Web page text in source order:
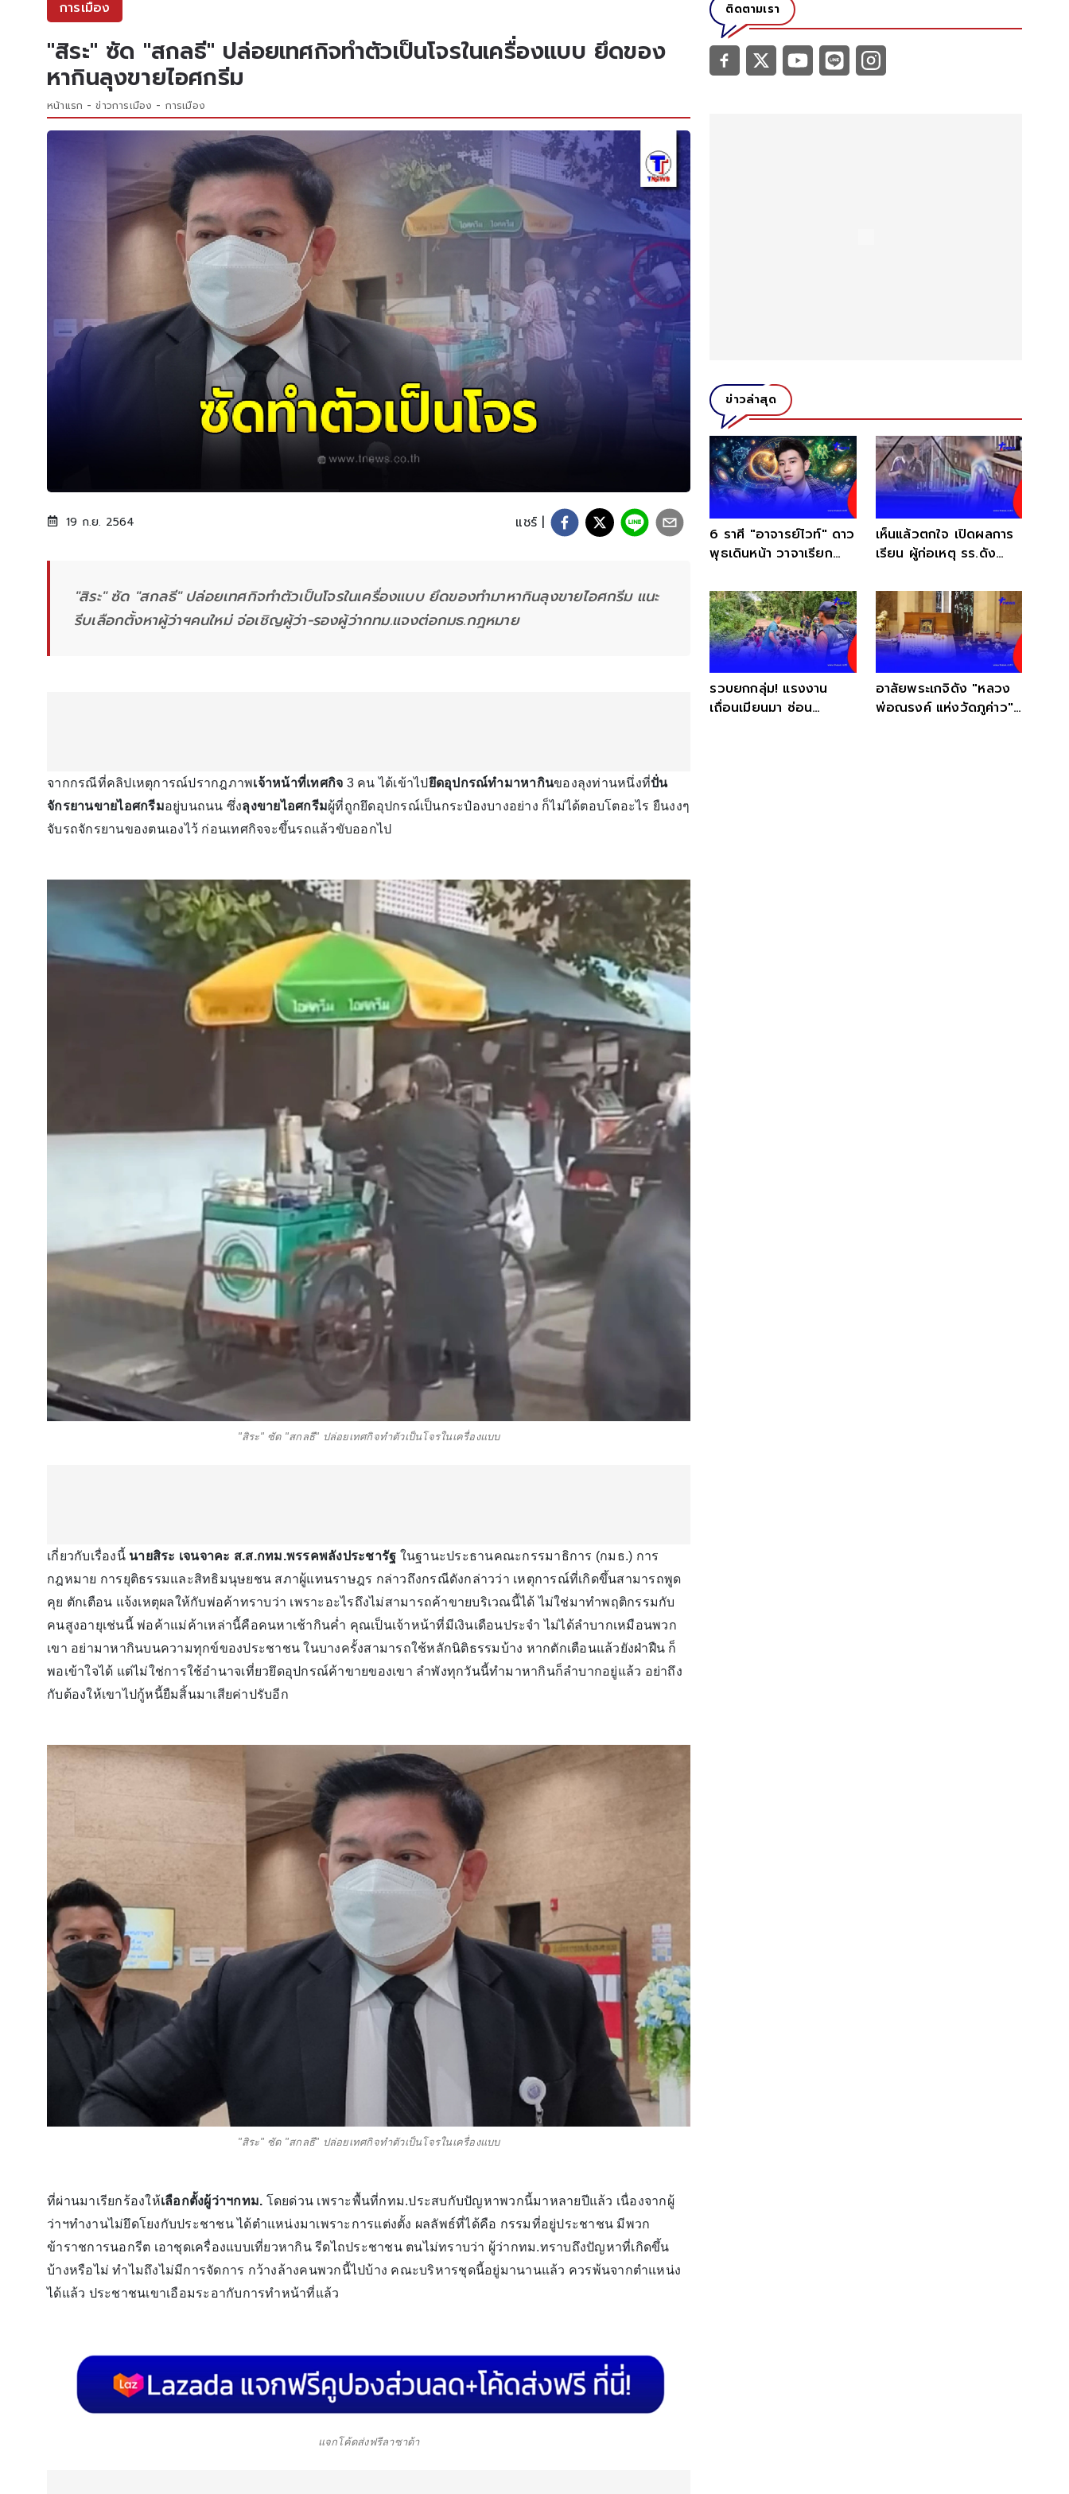
การเมือง
"สิระ" ซัด "สกลธี" ปล่อยเทศกิจทำตัวเป็นโจรในเครื่องแบบ ยึดของ
หากินลุงขายไอศกรีม
หน้าแรก ข่าวการเมือง การเมือง
19 ก.ย. 2564 แชร์ |
"สิระ" ซัด "สกลธี" ปล่อยเทศกิจทำตัวเป็นโจรในเครื่องแบบ ยึดของทำมาหากินลุงขายไอศกรีม แนะ
รีบเลือกตั้งหาผู้ว่าฯคนใหม่ จ่อเชิญผู้ว่า-รองผู้ว่ากทม.แจงต่อกมธ.กฎหมาย
จากกรณีที่คลิปเหตุการณ์ปรากฎภาพเจ้าหน้าที่เทศกิจ 3 คน ได้เข้าไปยึดอุปกรณ์ทำมาหากินของลุงท่านหนึ่งที่ปั่น
จักรยานขายไอศกรีมอยู่บนถนน ซึ่งลุงขายไอศกรีมผู้ที่ถูกยึดอุปกรณ์เป็นกระป๋องบางอย่าง ก็ไม่ได้ตอบโตอะไร ยืนงงๆ
จับรถจักรยานของตนเองไว้ ก่อนเทศกิจจะขึ้นรถแล้วขับออกไป
"สิระ" ซัด "สกลธี" ปล่อยเทศกิจทำตัวเป็นโจรในเครื่องแบบ
เกี่ยวกับเรื่องนี้ นายสิระ เจนจาคะ ส.ส.กทม.พรรคพลังประชารัฐ ในฐานะประธานคณะกรรมาธิการ (กมธ.) การ
กฎหมาย การยุติธรรมและสิทธิมนุษยชน สภาผู้แทนราษฎร กล่าวถึงกรณีดังกล่าวว่า เหตุการณ์ที่เกิดขึ้นสามารถพูด
คุย ตักเตือน แจ้งเหตุผลให้กับพ่อค้าทราบว่า เพราะอะไรถึงไม่สามารถค้าขายบริเวณนี้ได้ ไม่ใช่มาทำพฤติกรรมกับ
คนสูงอายุเช่นนี้ พ่อค้าแม่ค้าเหล่านี้คือคนหาเช้ากินค่ำ คุณเป็นเจ้าหน้าที่มีเงินเดือนประจำ ไม่ได้ลำบากเหมือนพวก
เขา อย่ามาหากินบนความทุกข์ของประชาชน ในบางครั้งสามารถใช้หลักนิติธรรมบ้าง หากตักเตือนแล้วยังฝ่าฝืน ก็
พอเข้าใจได้ แต่ไม่ใช่การใช้อำนาจเที่ยวยึดอุปกรณ์ค้าขายของเขา ลำพังทุกวันนี้ทำมาหากินก็ลำบากอยู่แล้ว อย่าถึง
กับต้องให้เขาไปกู้หนี้ยืมสิ้นมาเสียค่าปรับอีก
"สิระ" ซัด "สกลธี" ปล่อยเทศกิจทำตัวเป็นโจรในเครื่องแบบ
ที่ผ่านมาเรียกร้องให้เลือกตั้งผู้ว่าฯกทม. โดยด่วน เพราะพื้นที่กทม.ประสบกับปัญหาพวกนี้มาหลายปีแล้ว เนื่องจากผู้
ว่าฯทำงานไม่ยึดโยงกับประชาชน ได้ตำแหน่งมาเพราะการแต่งตั้ง ผลลัพธ์ที่ได้คือ กรรมที่อยู่ประชาชน มีพวก
ข้าราชการนอกรีต เอาชุดเครื่องแบบเที่ยวหากิน รีดไถประชาชน ตนไม่ทราบว่า ผู้ว่ากทม.ทราบถึงปัญหาที่เกิดขึ้น
บ้างหรือไม่ ทำไมถึงไม่มีการจัดการ กว้างล้างคนพวกนี้ไปบ้าง คณะบริหารชุดนี้อยู่มานานแล้ว ควรพ้นจากตำแหน่ง
ได้แล้ว ประชาชนเขาเอือมระอากับการทำหน้าที่แล้ว
แจกโค้ดส่งฟรีลาซาด้า
ติดตามเรา
ข่าวล่าสุด
6 ราศี "อาจารย์ไวท์" ดาว
พุธเดินหน้า วาจาเรียก
เห็นแล้วตกใจ เปิดผลการ
เรียน ผู้ก่อเหตุ รร.ดัง
รวบยกกลุ่ม! แรงงาน
เถื่อนเมียนมา ซ่อน
อาลัยพระเกจิดัง "หลวง
พ่อณรงค์ แห่งวัดภูค่าว"